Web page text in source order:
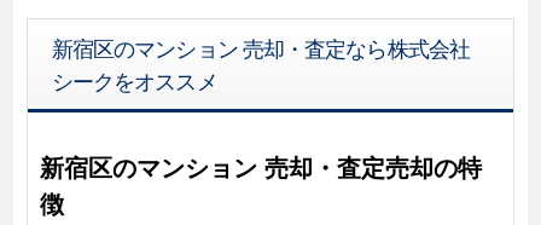
新宿区のマンション 売却・査定なら株式会社
シークをオススメ
新宿区のマンション 売却・査定売却の特
徴